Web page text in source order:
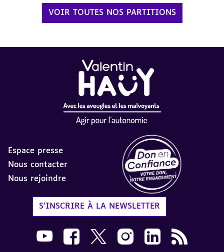
VOIR TOUTES NOS PARTITIONS
Espace presse
Nous contacter
Nous rejoindre
S'INSCRIRE À LA NEWSLETTER
Nous suivre sur Youtube AVH dans une
Nous suivre sur Facebook AVH dans
Nous suivre sur X AVH dans une
Nous suivre sur Instagram
Nous suivre sur
Flux RSS